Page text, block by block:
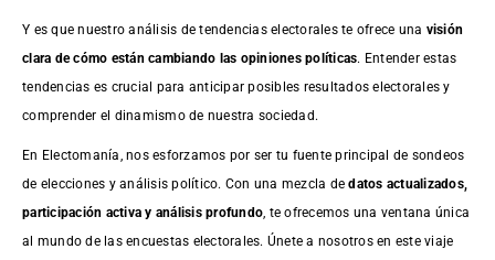
Y es que nuestro análisis de tendencias electorales te ofrece una visión
clara de cómo están cambiando las opiniones políticas. Entender estas
tendencias es crucial para anticipar posibles resultados electorales y
comprender el dinamismo de nuestra sociedad.
En Electomanía, nos esforzamos por ser tu fuente principal de sondeos
de elecciones y análisis político. Con una mezcla dedatos actualizados,
participación activa y análisis profundo, te ofrecemos una ventana única
al mundo de las encuestas electorales. Únete a nosotros en este viaje